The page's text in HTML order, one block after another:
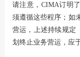
请注意，CIMA订明
须遵循这些程序；如
营运，上述持续规定
划终止业务营运，应